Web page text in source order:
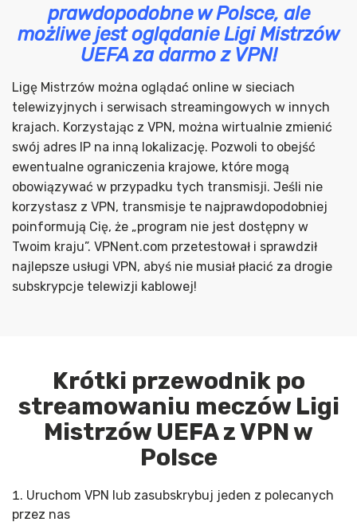
prawdopodobne w Polsce, ale
możliwe jest oglądanie Ligi Mistrzów
UEFA za darmo z VPN!
Ligę Mistrzów można oglądać online w sieciach
telewizyjnych i serwisach streamingowych w innych
krajach. Korzystając z VPN, można wirtualnie zmienić
swój adres IP na inną lokalizację. Pozwoli to obejść
ewentualne ograniczenia krajowe, które mogą
obowiązywać w przypadku tych transmisji. Jeśli nie
korzystasz z VPN, transmisje te najprawdopodobniej
poinformują Cię, że „program nie jest dostępny w
Twoim kraju”. VPNent.com przetestował i sprawdził
najlepsze usługi VPN, abyś nie musiał płacić za drogie
subskrypcje telewizji kablowej!
Krótki przewodnik po
streamowaniu meczów Ligi
Mistrzów UEFA z VPN w
Polsce
Uruchom VPN lub zasubskrybuj jeden z polecanych
przez nas